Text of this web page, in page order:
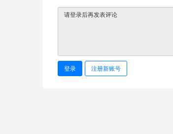
登录 注册新账号